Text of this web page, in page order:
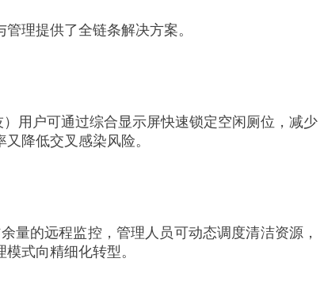
理提供了全链条解决方案。
用户可通过综合显示屏快速锁定空闲厕位，减少
降低交叉感染风险。
量的远程监控，管理人员可动态调度清洁资源，
式向精细化转型。